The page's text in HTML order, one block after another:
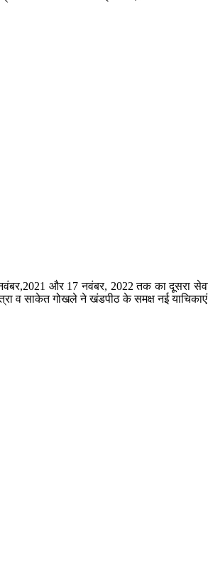
और 17 नवंबर, 2022 तक का दूसरा सेवा
व साकेत गोखले ने खंडपीठ के समक्ष नई याचिकाएं